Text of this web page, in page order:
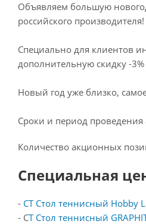
Объявляем большую
российского производителя!
Специально для клиентов
дополнительную скидку -
Новый год уже близко,
Сроки и период проведения
Количество акционных
Специальная
- СТ Стол теннисный Hobby
- СТ Стол теннисный